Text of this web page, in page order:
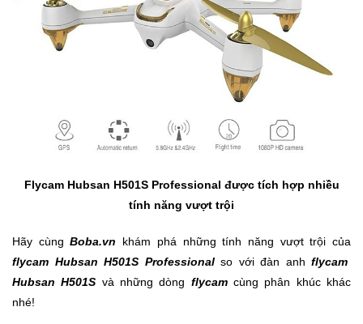
Máy
bay
flycam
Đồ
Flycam Hubsan H501S Professional được tích hợp nhiều
tính năng vượt trội
Hãy cùngBoba.vn khám phá những tính năng vượt trội của
flycam Hubsan H501S Professionalso với đàn anh flycam
Hubsan H501S và những dòng flycamcùng phân khúc khác
nhé!